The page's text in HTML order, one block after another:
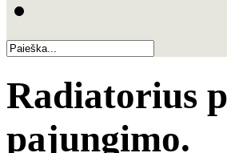
Radiatorius
pajungimo.